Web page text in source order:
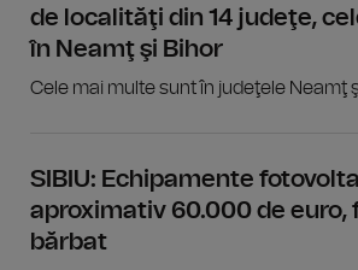
de localităţi din 14 judeţe,
în Neamţ şi Bihor
Cele mai multe sunt în judeţele Neamţ
SIBIU: Echipamente
aproximativ 60.000 de euro,
bărbat